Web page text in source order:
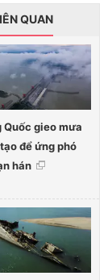
QUAN
Quốc gieo mưa
để ứng phó
hán